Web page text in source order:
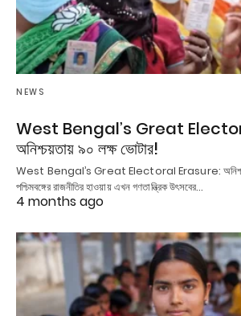
NEWS
West Bengal’s Great
অনিশ্চয়তায় ৯০ লক্ষ ভোটার!
West Bengal’s Great Electoral Erasure:
পশ্চিমবঙ্গের রাজনীতির হাওয়ায় এখন গণতান্ত্রিক উৎসবের…
4 months ago